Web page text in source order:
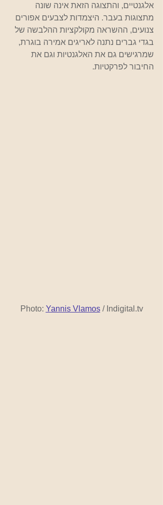
אלגנטיים, והתצוגה הזאת אינה שונה
מתצוגות בעבר. היצמדות לצבעים אפורים
צנועים, ההשראה מקולקציות ההלבשה של
בגדי גברים נתנה לאריגים אמירה בוגרת,
שמרגישים גם את האלגנטיות וגם את
החיבור לפרקטיות.
Photo: Yannis Vlamos / Indigital.tv